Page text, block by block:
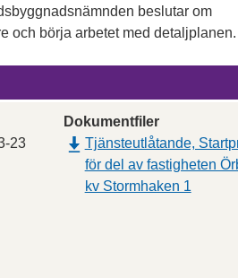
beslutar om
och börja arbetet med detaljplanen.
23
Dokumentfiler
Tjänsteutlåtande,
för del av fastigheten
kv Stormhaken 1